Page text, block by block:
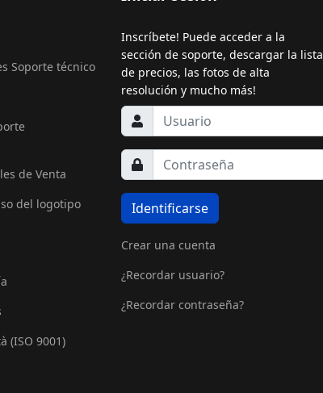
Soporte técnico
de Venta
del logotipo
(ISO 9001)
Inscríbete! Puede acceder a la
sección de soporte, descargar la lista
de precios, las fotos de alta
resolución y mucho más!
Identificarse
Crear una cuenta
¿Recordar usuario?
¿Recordar contraseña?